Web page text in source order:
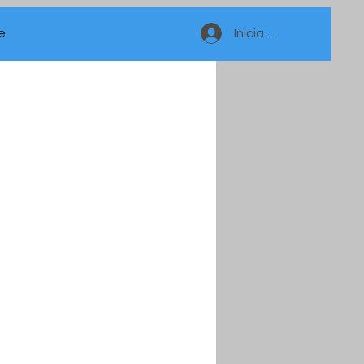
Iniciar sesión